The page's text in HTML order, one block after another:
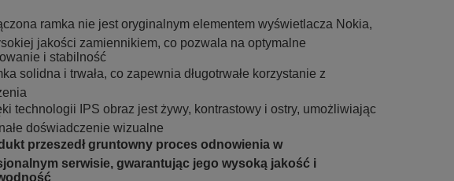
ramka nie jest oryginalnym elementem wyświetlacza Nokia,
jakości zamiennikiem, co pozwala na optymalne
i stabilność
solidna i trwała, co zapewnia długotrwałe korzystanie z
technologii IPS obraz jest żywy, kontrastowy i ostry, umożliwiając
doświadczenie wizualne
przeszedł gruntowny proces odnowienia w
serwisie, gwarantując jego wysoką jakość i